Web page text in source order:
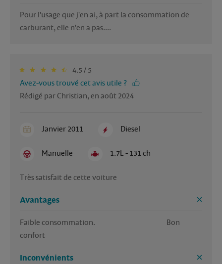
Pour l'usage que j'en ai, à part la consommation de
carburant, elle n'en a pas....
4.5 / 5
Avez-vous trouvé cet avis utile ?
Rédigé par Christian, en août 2024
Janvier 2011 Diesel
Manuelle 1.7L - 131 ch
Très satisfait de cette voiture
Avantages
Faible consommation.                                                Bon
confort
Inconvénients